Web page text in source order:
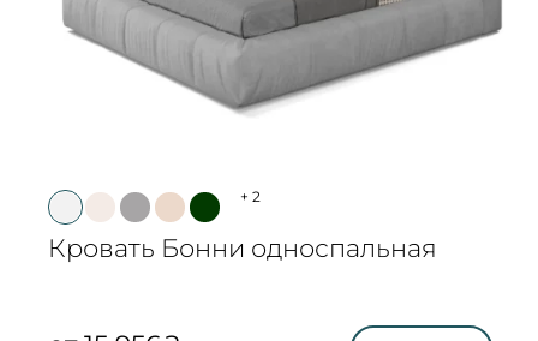
+ 2
Кровать Бонни односпальная